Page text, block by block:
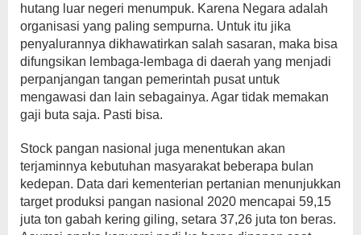
hutang luar negeri menumpuk. Karena Negara adalah
organisasi yang paling sempurna. Untuk itu jika
penyalurannya dikhawatirkan salah sasaran, maka bisa
difungsikan lembaga-lembaga di daerah yang menjadi
perpanjangan tangan pemerintah pusat untuk
mengawasi dan lain sebagainya. Agar tidak memakan
gaji buta saja. Pasti bisa.
Stock pangan nasional juga menentukan akan
terjaminnya kebutuhan masyarakat beberapa bulan
kedepan. Data dari kementerian pertanian menunjukkan
target produksi pangan nasional 2020 mencapai 59,15
juta ton gabah kering giling, setara 37,26 juta ton beras.